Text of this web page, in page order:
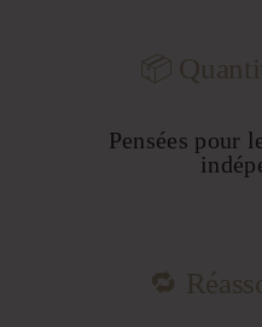
📦
Pensées pour
🔁